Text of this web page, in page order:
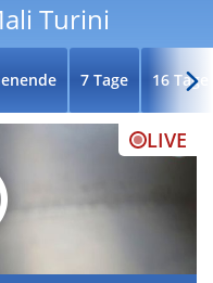
Turini
7 Tage 16 Tage
LIVE